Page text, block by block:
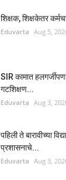
शिक्षक, शिक्षकेतर
Eduvarta Aug 5,
SIR कामात
गटशिक्षण...
Eduvarta Aug 3,
पहिली ते बारावीच्या
प्रशासनाचे...
Eduvarta Aug 3,